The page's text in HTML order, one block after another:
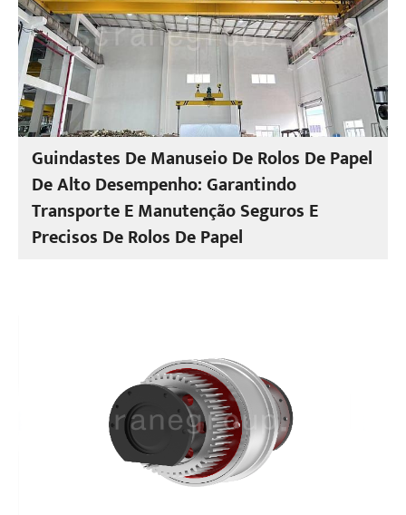
Guindastes De Manuseio De Rolos De Papel
De Alto Desempenho: Garantindo
Transporte E Manutenção Seguros E
Precisos De Rolos De Papel